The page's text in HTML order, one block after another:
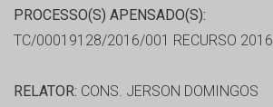
PROCESSO(S) APENSADO(S):
TC/00019128/2016/001 RECURSO 2016
RELATOR: CONS. JERSON DOMINGOS